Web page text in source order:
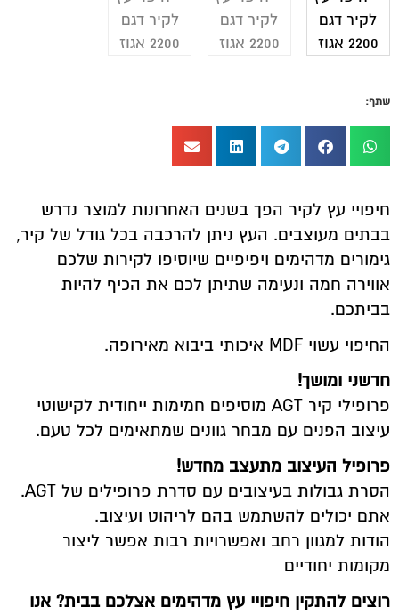
שתף:
חיפויי עץ לקיר הפך בשנים האחרונות למוצר נדרש
בבתים מעוצבים. העץ ניתן להרכבה בכל גודל של קיר,
גימורים מדהימים ויפיפיים שיוסיפו לקירות שלכם
אווירה חמה ונעימה שתיתן לכם את הכיף להיות
בביתכם.
החיפוי עשוי MDF איכותי ביבוא מאירופה.
חדשני ומושך!
פרופילי קיר AGT מוסיפים חמימות ייחודית לקישוטי
עיצוב הפנים עם מבחר גוונים שמתאימים לכל טעם.
פרופיל העיצוב מתעצב מחדש!
הסרת גבולות בעיצובים עם סדרת פרופילים של AGT.
אתם יכולים להשתמש בהם לריהוט ועיצוב.
הודות למגוון רחב ואפשרויות רבות אפשר ליצור
מקומות יחודיים
רוצים להתקין חיפויי עץ מדהימים אצלכם בבית? אנו